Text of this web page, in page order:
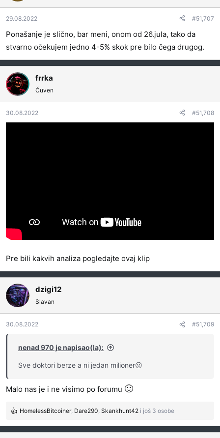
29.08.2022 #51,707
Ponašanje je slično, bar meni, onom od 26.jula, tako da
stvarno očekujem jedno 4-5% skok pre bilo čega drugog.
frrka
Čuven
30.08.2022 #51,708
Pre bili kakvih analiza pogledajte ovaj klip
dzigi12
Slavan
30.08.2022 #51,709
nenad 970 je napisao(la):
Sve doktori berze a ni jedan milioner😛
Malo nas je i ne visimo po forumu 🙂
R
a
HomelessBitcoiner, Dare290 Skankhunt42 i još 3 osobe